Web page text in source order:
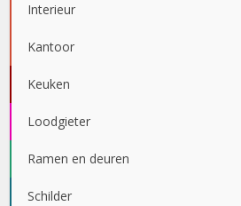
Interieur
Kantoor
Keuken
Loodgieter
Ramen en deuren
Schilder